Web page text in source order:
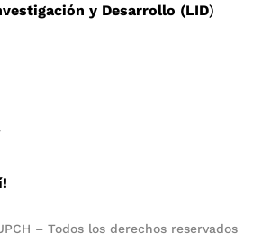
y Desarrollo (LID)
– Todos los derechos reservados